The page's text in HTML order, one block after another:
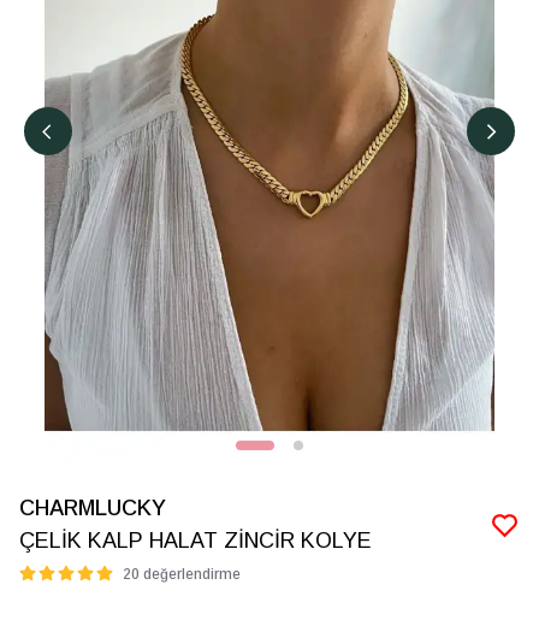
CHARMLUCKY
ÇELİK KALP HALAT ZİNCİR KOLYE
20 değerlendirme